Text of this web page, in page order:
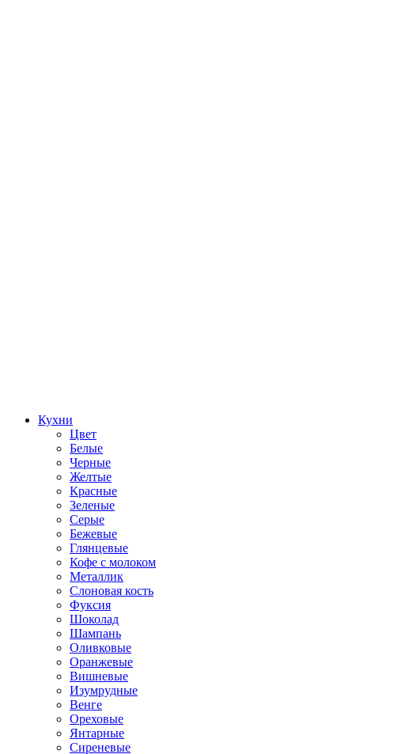
Кухни
Цвет
Белые
Черные
Желтые
Красные
Зеленые
Серые
Бежевые
Глянцевые
Кофе с молоком
Металлик
Слоновая кость
Фуксия
Шоколад
Шампань
Оливковые
Оранжевые
Вишневые
Изумрудные
Венге
Ореховые
Янтарные
Сиреневые